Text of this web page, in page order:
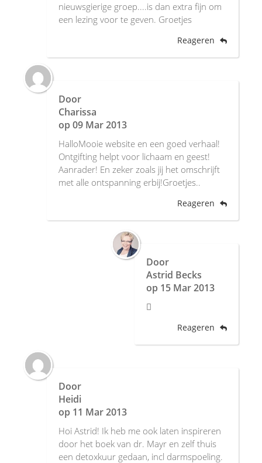
nieuwsgierige groep....is dan extra fijn om
een lezing voor te geven. Groetjes
Reageren
Door
Charissa
op 09 Mar 2013
HalloMooie website en een goed verhaal!
Ontgifting helpt voor lichaam en geest!
Aanrader! En zeker zoals jij het omschrijft
met alle ontspanning erbij!Groetjes..
Reageren
Door
Astrid Becks
op 15 Mar 2013

Reageren
Door
Heidi
op 11 Mar 2013
Hoi Astrid! Ik heb me ook laten inspireren
door het boek van dr. Mayr en zelf thuis
een detoxkuur gedaan, incl darmspoeling.